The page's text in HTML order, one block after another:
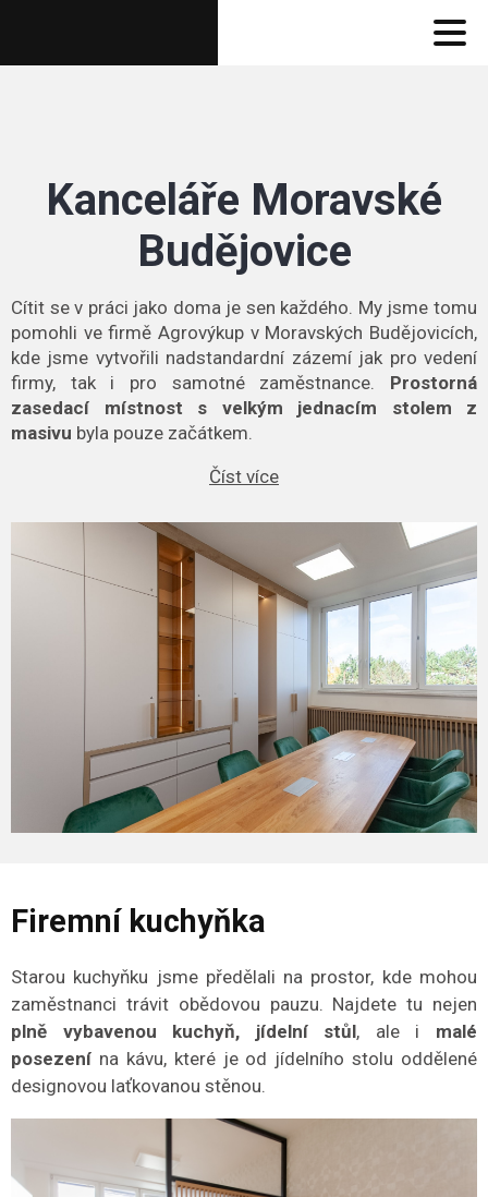
Kanceláře Moravské
Budějovice
Cítit se v práci jako doma je sen každého. My jsme tomu
pomohli ve firmě Agrovýkup v Moravských Budějovicích,
kde jsme vytvořili nadstandardní zázemí jak pro vedení
firmy, tak i pro samotné zaměstnance. Prostorná
zasedací místnost s velkým jednacím stolem z
masivu byla pouze začátkem.
Číst více
Firemní kuchyňka
Starou kuchyňku jsme předělali na prostor, kde mohou
zaměstnanci trávit obědovou pauzu. Najdete tu nejen
plně vybavenou kuchyň, jídelní stůl, ale i malé
posezení na kávu, které je od jídelního stolu oddělené
designovou laťkovanou stěnou.